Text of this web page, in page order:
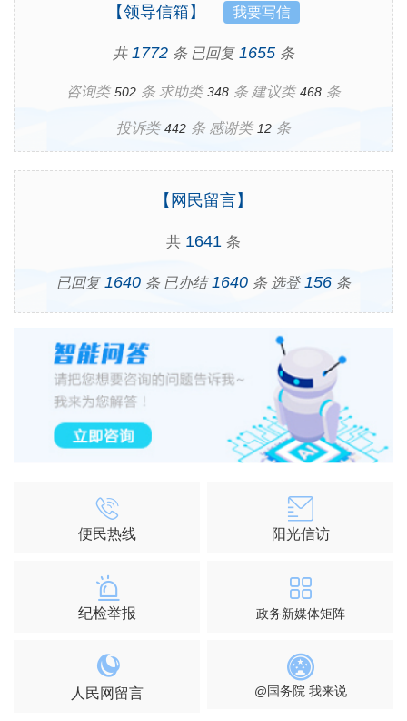
【领导信箱】 我要写信
共 1772 条 已回复 1655 条
咨询类 502 条 求助类 348 条 建议类 468 条
投诉类 442 条 感谢类 12 条
【网民留言】
共 1641 条
已回复 1640 条 已办结 1640 条 选登 156 条
便民热线 阳光信访
纪检举报 政务新媒体矩阵
人民网留言 @国务院 我来说